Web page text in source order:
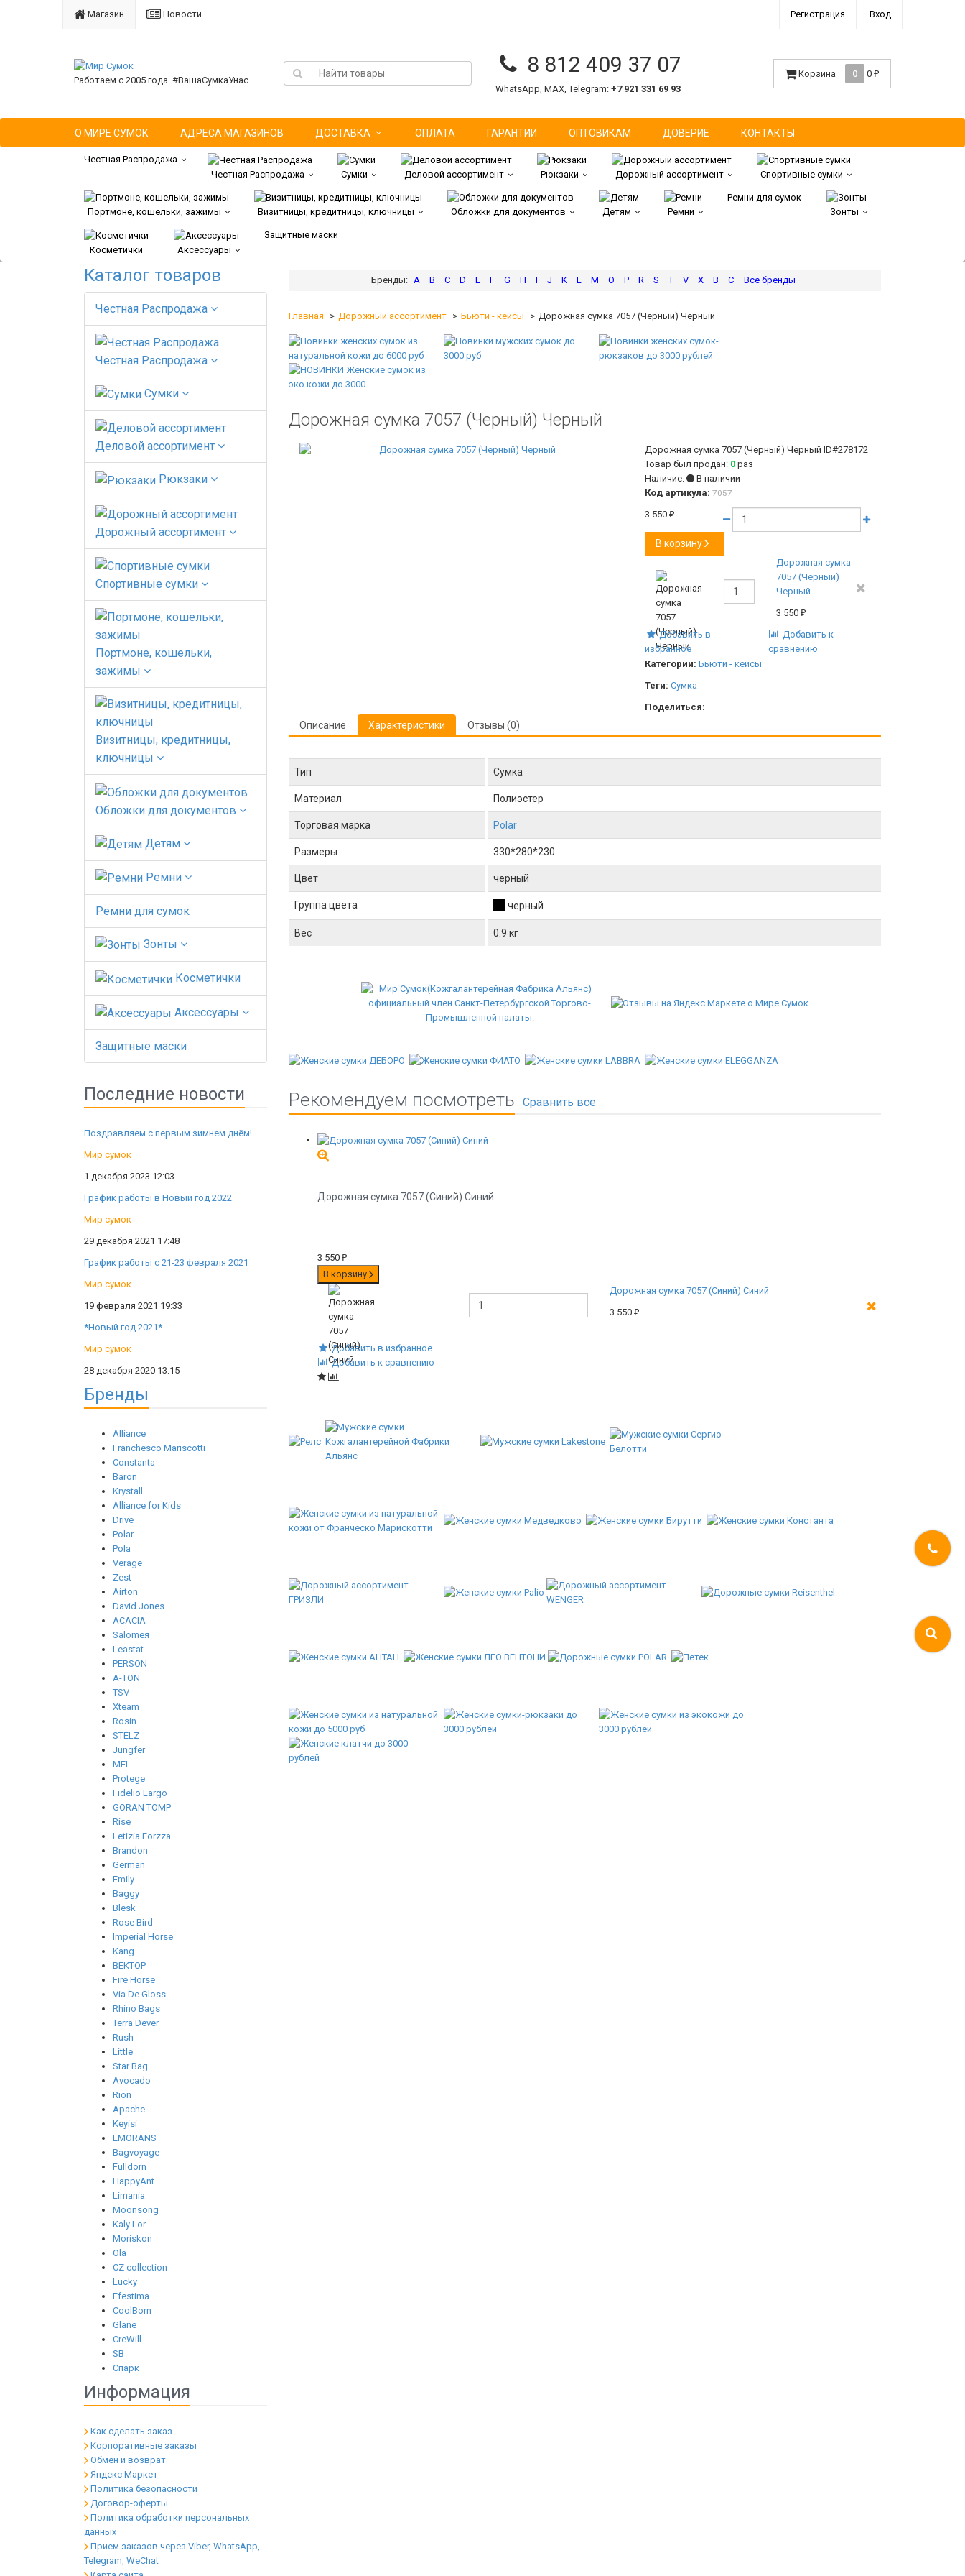
Магазин Новости Регистрация Вход
Работаем с 2005 года. #ВашаСумкаУнас
8 812 409 37 07
WhatsApp, MAX, Telegram: +7 921 331 69 93
Корзина 0 0 ₽
О МИРЕ СУМОК АДРЕСА МАГАЗИНОВ ДОСТАВКА ОПЛАТА ГАРАНТИИ ОПТОВИКАМ ДОВЕРИЕ КОНТАКТЫ
Честная Распродажа
Честная Распродажа
Сумки Деловой ассортимент Рюкзаки Дорожный ассортимент Спортивные сумки
Портмоне, кошельки, зажимы Визитницы, кредитницы, ключницы Обложки для документов Детям Ремни
Ремни для сумок
Зонты
Косметички Аксессуары
Защитные маски
Каталог товаров
Честная Распродажа
Честная Распродажа
Сумки
Деловой ассортимент
Рюкзаки
Дорожный ассортимент
Спортивные сумки
Портмоне, кошельки,
зажимы
Визитницы, кредитницы,
ключницы
Обложки для документов
Детям
Ремни
Ремни для сумок
Зонты
Косметички
Аксессуары
Защитные маски
Последние новости
Поздравляем с первым зимнем днём!
Мир сумок
1 декабря 2023 12:03
График работы в Новый год 2022
Мир сумок
29 декабря 2021 17:48
График работы с 21-23 февраля 2021
Мир сумок
19 февраля 2021 19:33
*Новый год 2021*
Мир сумок
28 декабря 2020 13:15
Бренды
Alliance
Franchesco Mariscotti
Constanta
Baron
Krystall
Alliance for Kids
Drive
Polar
Pola
Verage
Zest
Airton
David Jones
ACACIA
Salomeя
Leastat
PERSON
A-TON
TSV
Xteam
Rosin
STELZ
Jungfer
MEI
Protege
Fidelio Largo
GORAN TOMP
Rise
Letizia Forzza
Brandon
German
Emily
Baggy
Blesk
Rose Bird
Imperial Horse
Kang
ВЕКТОР
Fire Horse
Via De Gloss
Rhino Bags
Terra Dever
Rush
Little
Star Bag
Avocado
Rion
Apache
Keyisi
EMORANS
Bagvoyage
Fulldorn
HappyAnt
Limania
Moonsong
Kaly Lor
Moriskon
Ola
CZ collection
Lucky
Efestima
CoolBorn
Glane
CreWill
SB
Спарк
Информация
Как сделать заказ
Корпоративные заказы
Обмен и возврат
Яндекс Маркет
Политика безопасности
Договор-оферты
Политика обработки персональных
данных
Прием заказов через Viber, WhatsApp,
Telegram, WeChat
A B C D E F G H I J K L M O P R S T V X В С
Главная Дорожный ассортимент Бьюти - кейсы Дорожная сумка 7057 (Черный) Черный
Дорожная сумка 7057 (Черный) Черный
Дорожная сумка 7057 (Черный) ЧерныйID#278172
Товар был продан: 0 раз
Наличие:
В наличии
Код артикула: 7057
3 550₽
В корзину
Дорожная сумка
7057 (Черный)
Черный
3 550₽
Добавить в
избранное
Добавить к
сравнению
Категории: Бьюти - кейсы
Теги: Сумка
Поделиться:
Описание Характеристики Отзывы (0)
Тип Сумка
Материал Полиэстер
Торговая марка Polar
Размеры 330*280*230
Цвет черный
Группа цвета черный
Вес 0.9 кг
Рекомендуем посмотреть
Дорожная сумка 7057 (Синий) Синий
3 550 ₽
В корзину
Дорожная сумка 7057 (Синий) Синий
3 550 ₽
Добавить в избранное
Добавить к сравнению